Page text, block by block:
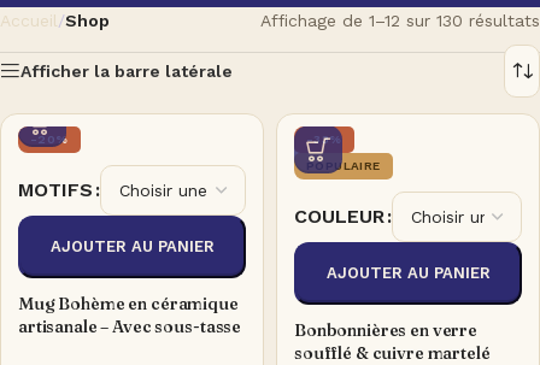
Accueil/Shop Affichage de 1–12 sur 130 résultats
Afficher la barre latérale
-20%
MOTIFS
AJOUTER AU PANIER
Mug Bohème en céramique
artisanale – Avec sous-tasse
-33%
POPULAIRE
COULEUR
AJOUTER AU PANIER
Bonbonnières en verre
soufflé & cuivre martelé